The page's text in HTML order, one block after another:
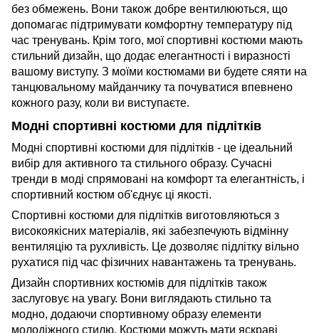
без обмежень. Вони також добре вентилюються, що
допомагає підтримувати комфортну температуру під
час тренувань. Крім того, мої спортивні костюми мають
стильний дизайн, що додає елегантності і виразності
вашому виступу. З моїми костюмами ви будете сяяти на
танцювальному майданчику та почуватися впевнено
кожного разу, коли ви виступаєте.
Модні спортивні костюми для підлітків
Модні спортивні костюми для підлітків - це ідеальний
вибір для активного та стильного образу. Сучасні
тренди в моді спрямовані на комфорт та елегантність, і
спортивний костюм об'єднує ці якості.
Спортивні костюми для підлітків виготовляються з
високоякісних матеріалів, які забезпечують відмінну
вентиляцію та рухливість. Це дозволяє підлітку вільно
рухатися під час фізичних навантажень та тренувань.
Дизайн спортивних костюмів для підлітків також
заслуговує на увагу. Вони виглядають стильно та
модно, додаючи спортивному образу елементи
молодіжного стилю. Костюми можуть мати яскраві